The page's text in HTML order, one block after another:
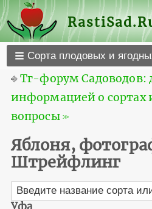
Сорта плодовых и
⎆Тг-форум Садоводов:
информацией о сортах
вопросы ≫
Яблоня,
Штрейфлинг